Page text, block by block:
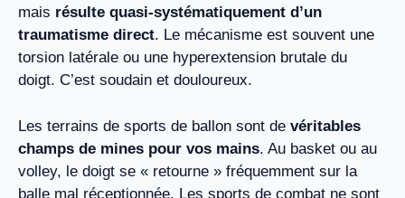
mais résulte quasi-systématiquement d’un
traumatisme direct. Le mécanisme est souvent une
torsion latérale ou une hyperextension brutale du
doigt. C’est soudain et douloureux.
Les terrains de sports de ballon sont de véritables
champs de mines pour vos mains. Au basket ou au
volley, le doigt se « retourne » fréquemment sur la
balle mal réceptionnée. Les sports de combat ne sont